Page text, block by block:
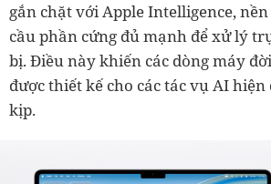
gắn chặt với Apple Intelligence,
cầu phần cứng đủ mạnh để xử lý
bị. Điều này khiến các dòng máy
được thiết kế cho các tác vụ AI
kịp.